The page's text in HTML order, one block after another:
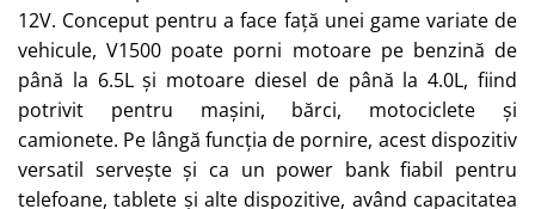
12V. Conceput pentru a face față unei game variate de
vehicule, V1500 poate porni motoare pe benzină de
până la 6.5L și motoare diesel de până la 4.0L, fiind
potrivit pentru mașini, bărci, motociclete și
camionete. Pe lângă funcția de pornire, acest dispozitiv
versatil servește și ca un power bank fiabil pentru
telefoane, tablete și alte dispozitive, având capacitatea